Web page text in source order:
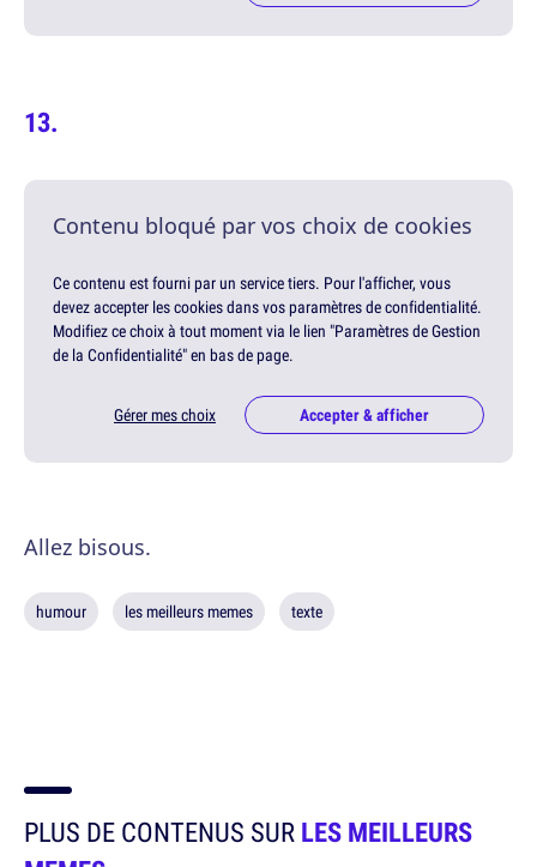
Contenu bloqué par vos choix de cookies
Ce contenu est fourni par un service tiers. Pour l'afficher, vous
devez accepter les cookies dans vos paramètres de confidentialité.
Modifiez ce choix à tout moment via le lien "Paramètres de Gestion
de la Confidentialité" en bas de page.
Gérer mes choix Accepter & afficher
Allez bisous.
humour les meilleurs memes texte
PLUS DE CONTENUS SURLES MEILLEURS